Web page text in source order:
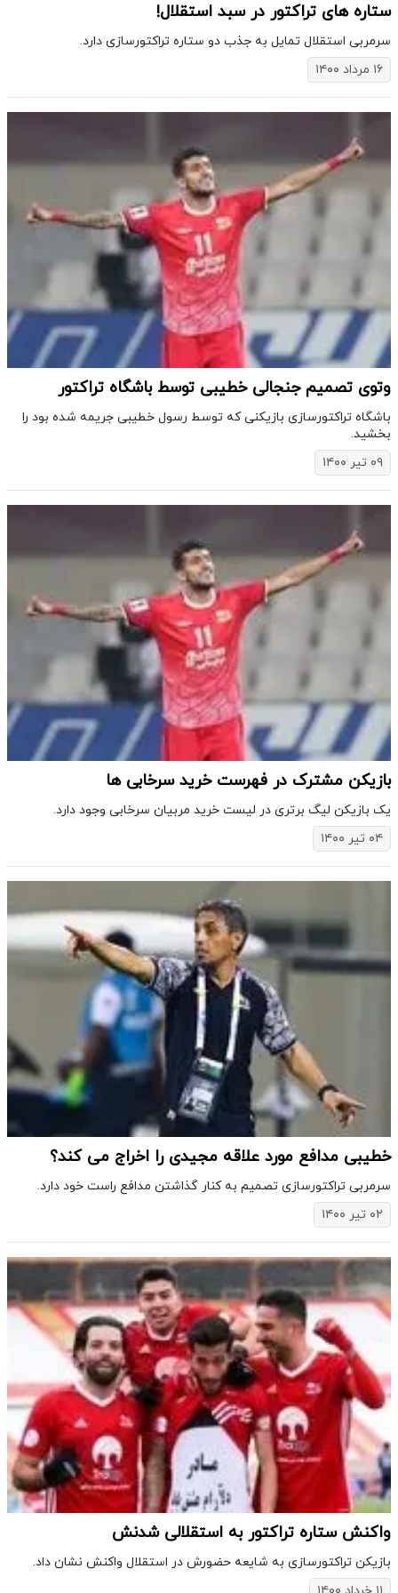
ستاره های تراکتور در سبد استقلال!
سرمربی استقلال تمایل به جذب دو ستاره تراکتورسازی دارد.
۱۶ مرداد ۱۴۰۰
وتوی تصمیم جنجالی خطیبی توسط باشگاه تراکتور
باشگاه تراکتورسازی بازیکنی که توسط رسول خطیبی جریمه شده بود‌ را
بخشید.
۰۹ تیر ۱۴۰۰
بازیکن مشترک در فهرست خرید سرخابی ها
یک بازیکن لیگ برتری در لیست خرید مربیان سرخابی وجود دارد.
۰۴ تیر ۱۴۰۰
خطیبی مدافع مورد علاقه مجیدی را اخراج می کند؟
سرمربی تراکتورسازی تصمیم به کنار گذاشتن مدافع راست خود دارد.
۰۲ تیر ۱۴۰۰
واکنش ستاره تراکتور به استقلالی شدنش
بازیکن تراکتورسازی به شایعه حضورش در استقلال واکنش نشان داد.